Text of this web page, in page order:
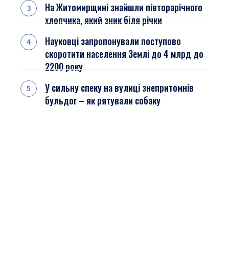
На Житомирщині знайшли півторарічного
хлопчика, який зник біля річки
Науковці запропонували поступово
скоротити населення Землі до 4 млрд до
2200 року
У сильну спеку на вулиці знепритомнів
бульдог – як рятували собаку